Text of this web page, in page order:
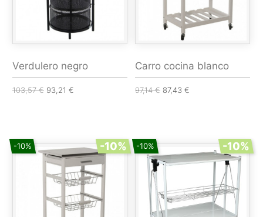
Verdulero negro
103,57 € 93,21 €
Carro cocina blanco
97,14 € 87,43 €
-10% -10% -10% -10%